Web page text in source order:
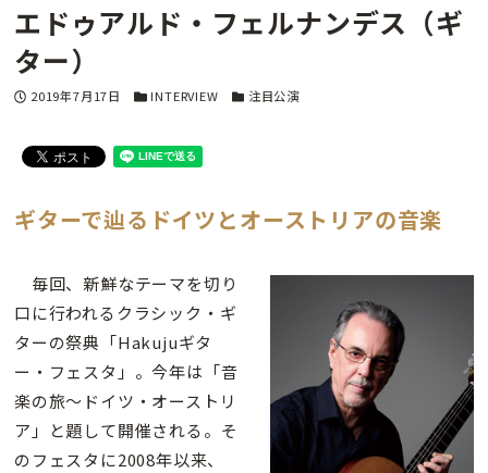
エドゥアルド・フェルナンデス（ギ
ター）
投稿日
2019年7月17日 カテゴリー
INTERVIEW カテゴリー
注目公演
ギターで辿るドイツとオーストリアの音楽
毎回、新鮮なテーマを切り
口に行われるクラシック・ギ
ターの祭典「Hakujuギタ
ー・フェスタ」。今年は「音
楽の旅〜ドイツ・オーストリ
ア」と題して開催される。そ
のフェスタに2008年以来、